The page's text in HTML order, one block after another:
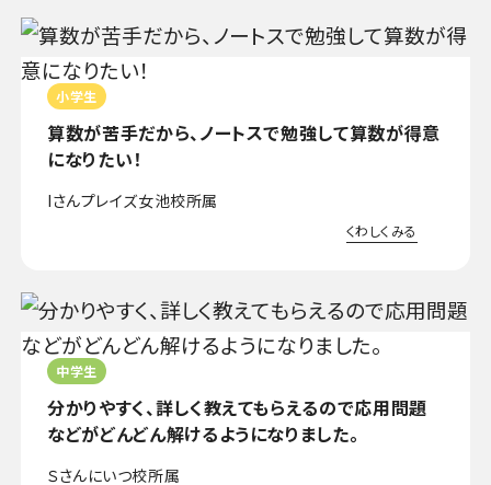
小学生
算数が苦手だから、ノートスで勉強して算数が得意
になりたい！
Iさんプレイズ女池校所属
くわしくみる
中学生
分かりやすく、詳しく教えてもらえるので応用問題
などがどんどん解けるようになりました。
Ｓさんにいつ校所属